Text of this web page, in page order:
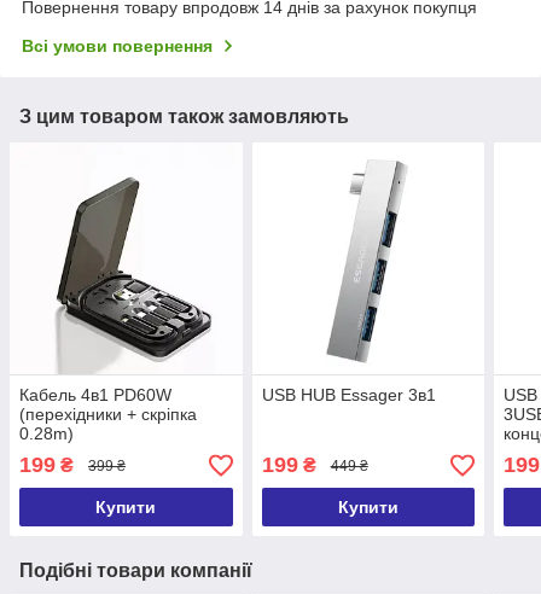
Повернення товару впродовж 14 днів за рахунок покупця
Всі умови повернення
З цим товаром також замовляють
Кабель 4в1 PD60W
(перехідники + скріпка
0.28m)
199 ₴ 399 ₴
Купити
USB HUB Essager 3в1
199₴ 449 ₴
Купити
199
Подібні товари компанії